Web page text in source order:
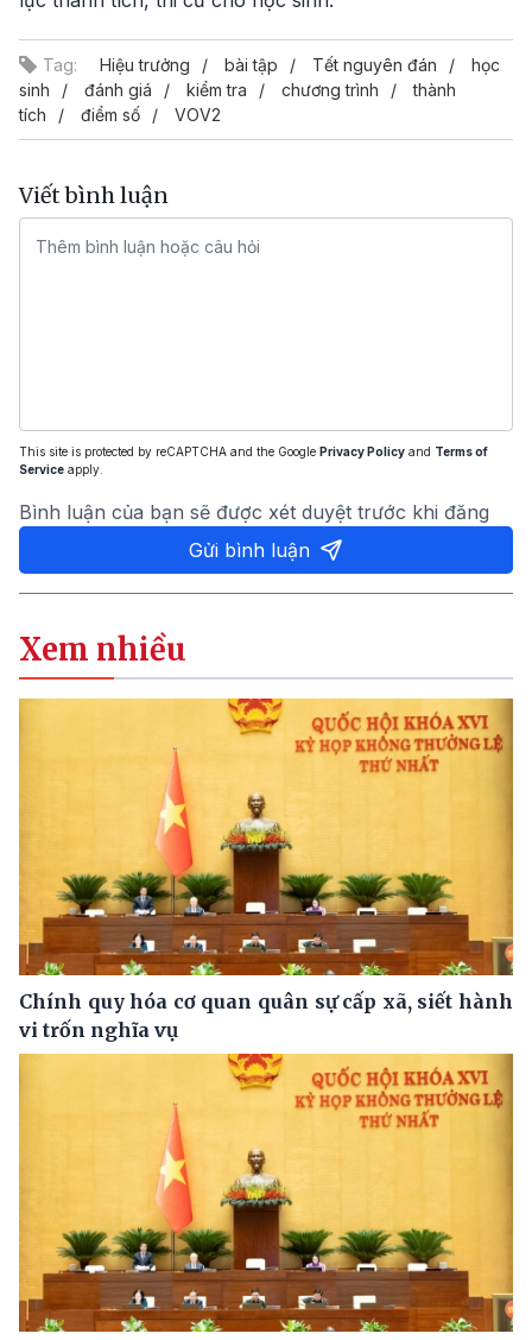
Tag: Hiệu trưởng bài tập Tết nguyên đán
học
sinh
đánh giá kiểm tra chương trình
thành
tích
điểm số VOV2
Viết bình luận
This site is protected by reCAPTCHA and the Google Privacy Policy and Terms of
Service apply.
Bình luận của bạn sẽ được xét duyệt trước khi đăng
Gửi bình luận
Xem nhiều
Chính quy hóa cơ quan quân sự cấp xã, siết hành
vi trốn nghĩa vụ